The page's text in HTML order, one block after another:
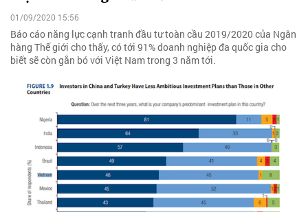
01/09/2020 15:56
Báo cáo năng lực cạnh tranh đầu tư toàn cầu 2019/2020 của Ngân
hàng Thế giới cho thấy, có tới 91% doanh nghiệp đa quốc gia cho
biết sẽ còn gắn bó với Việt Nam trong 3 năm tới.